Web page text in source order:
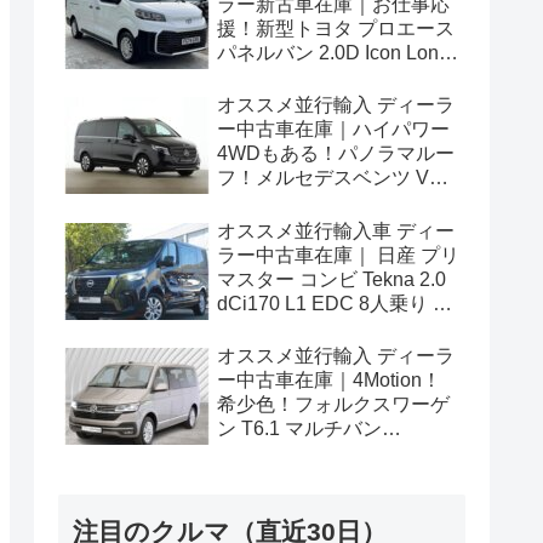
ラー新古車在庫｜お仕事応
援！新型トヨタ プロエース
パネルバン 2.0D Icon Long
オススメ並行輸入 ディーラ
ー中古車在庫｜ハイパワー
4WDもある！パノラマルー
フ！メルセデスベンツ Vク
ロング 4Matic 9G-Tronic 左
ハンドル
オススメ並行輸入車 ディー
ラー中古車在庫｜ 日産 プリ
マスター コンビ Tekna 2.0
dCi170 L1 EDC 8人乗り 左
オススメ並行輸入 ディーラ
ー中古車在庫｜4Motion！
希少色！フォルクスワーゲ
ン T6.1 マルチバン
注目のクルマ（直近30日）